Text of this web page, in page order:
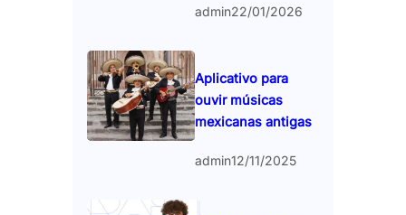
admin22/01/2026
Aplicativo para
ouvir músicas
mexicanas antigas
admin12/11/2025